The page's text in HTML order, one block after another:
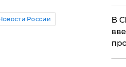
России
В